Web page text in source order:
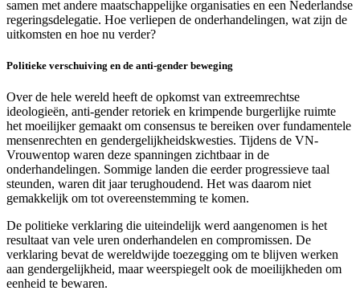
samen met andere maatschappelijke organisaties en een Nederlandse
regeringsdelegatie. Hoe verliepen de onderhandelingen, wat zijn de
uitkomsten en hoe nu verder?
Politieke verschuiving en de anti-gender beweging
Over de hele wereld heeft de opkomst van extreemrechtse
ideologieën, anti-gender retoriek en krimpende burgerlijke ruimte
het moeilijker gemaakt om consensus te bereiken over fundamentele
mensenrechten en gendergelijkheidskwesties. Tijdens de VN-
Vrouwentop waren deze spanningen zichtbaar in de
onderhandelingen. Sommige landen die eerder progressieve taal
steunden, waren dit jaar terughoudend. Het was daarom niet
gemakkelijk om tot overeenstemming te komen.
De politieke verklaring die uiteindelijk werd aangenomen is het
resultaat van vele uren onderhandelen en compromissen. De
verklaring bevat de wereldwijde toezegging om te blijven werken
aan gendergelijkheid, maar weerspiegelt ook de moeilijkheden om
eenheid te bewaren.